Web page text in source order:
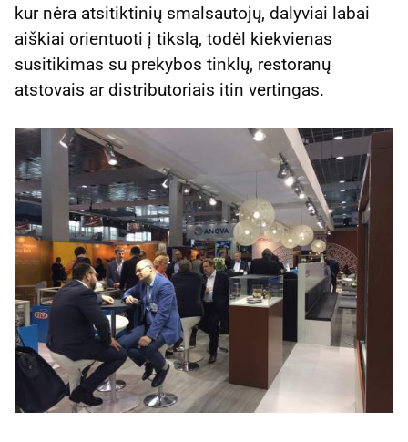
kur nėra atsitiktinių smalsautojų, dalyviai labai
aiškiai orientuoti į tikslą, todėl kiekvienas
susitikimas su prekybos tinklų, restoranų
atstovais ar distributoriais itin vertingas.